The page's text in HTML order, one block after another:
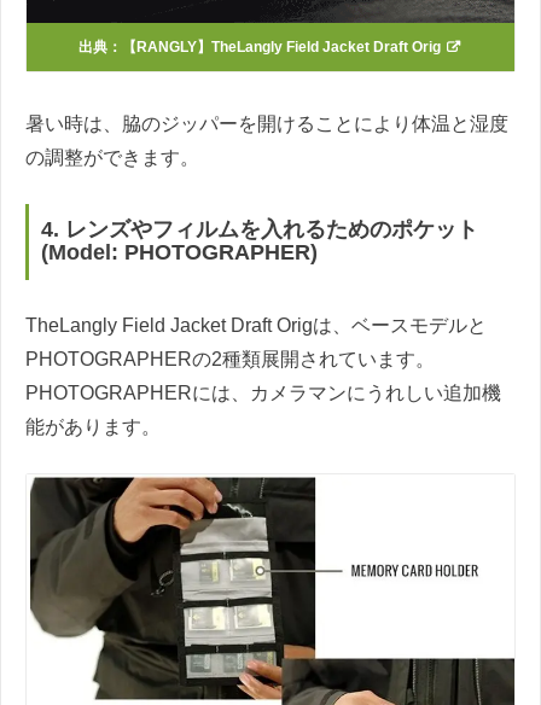
出典： 【RANGLY】TheLangly Field Jacket Draft Orig
暑い時は、脇のジッパーを開けることにより体温と湿度
の調整ができます。
4. レンズやフィルムを入れるためのポケット
(Model: PHOTOGRAPHER)
TheLangly Field Jacket Draft Origは、ベースモデルと
PHOTOGRAPHERの2種類展開されています。
PHOTOGRAPHERには、カメラマンにうれしい追加機
能があります。